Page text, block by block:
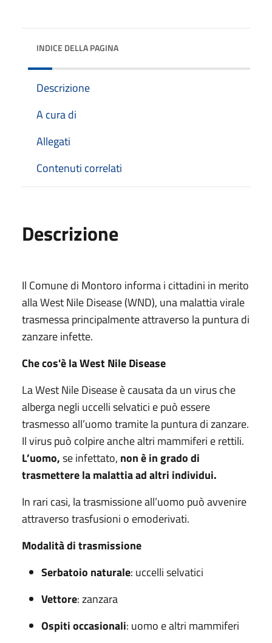
INDICE DELLA PAGINA
Descrizione
A cura di
Allegati
Contenuti correlati
Descrizione
Il Comune di Montoro informa i cittadini in merito
alla West Nile Disease (WND), una malattia virale
trasmessa principalmente attraverso la puntura di
zanzare infette.
Che cos'è la West Nile Disease
La West Nile Disease è causata da un virus che
alberga negli uccelli selvatici e può essere
trasmesso all’uomo tramite la puntura di zanzare.
Il virus può colpire anche altri mammiferi e rettili.
L’uomo,se infettato, non è in grado di
trasmettere la malattia ad altri individui.
In rari casi, la trasmissione all’uomo può avvenire
attraverso trasfusioni o emoderivati.
Modalità di trasmissione
Serbatoio naturale: uccelli selvatici
Vettore: zanzara
Ospiti occasionali: uomo e altri mammiferi